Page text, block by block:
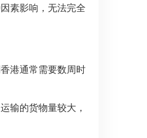
素影响，无法完全
港通常需要数周时
输的货物量较大，